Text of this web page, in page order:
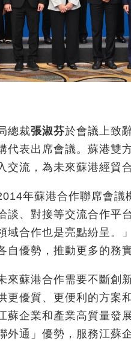
總裁張淑芬於會議上致
代表出席會議。蘇港雙
流，為未來蘇港經貿
年蘇港合作聯席會議
談、對接等交流合作平
域合作也是亮點紛呈。
優勢，推動更多的務
來蘇港合作需要不斷創
更優質、更便利的方案
蘇企業和產業高質量發
通」優勢，服務江蘇